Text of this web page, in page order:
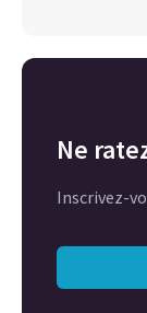
Ne
Inscrivez-